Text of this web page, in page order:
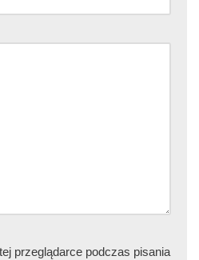
przeglądarce podczas pisania